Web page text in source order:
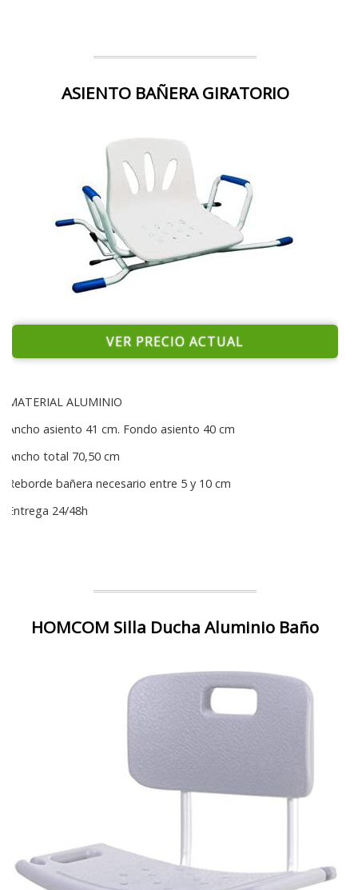
ASIENTO BAÑERA GIRATORIO
VER PRECIO ACTUAL
MATERIAL ALUMINIO
Ancho asiento 41 cm. Fondo asiento 40 cm
Ancho total 70,50 cm
Reborde bañera necesario entre 5 y 10 cm
Entrega 24/48h
HOMCOM Silla Ducha Aluminio Baño